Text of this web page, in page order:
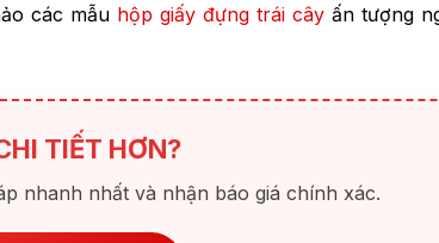
các mẫu hộp giấy đựng trái câyấn tượng
TIẾT HƠN?
nhanh nhất và nhận báo giá chính xác.